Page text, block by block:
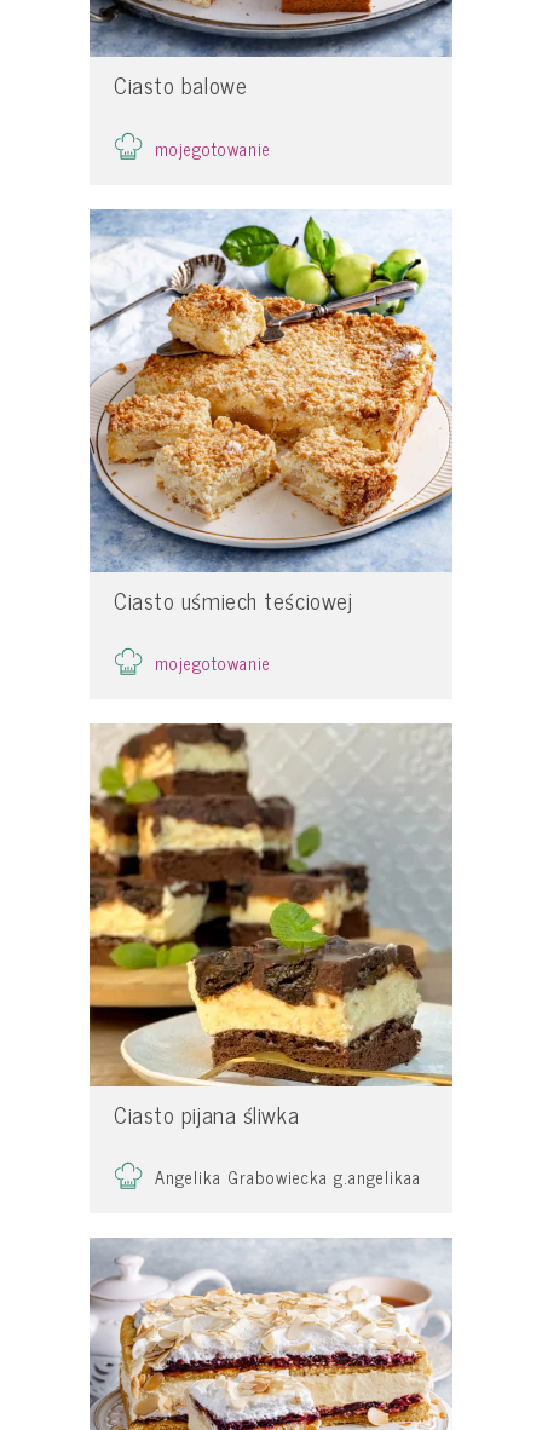
Ciasto balowe
mojegotowanie
Ciasto uśmiech teściowej
mojegotowanie
Ciasto pijana śliwka
Angelika Grabowiecka g.angelikaa